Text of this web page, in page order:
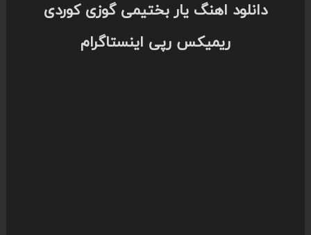
دانلود اهنگ یار بختیمی گوزی کوردی
ریمیکس رپی اینستاگرام